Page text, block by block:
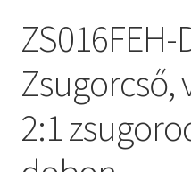
ZS016FEH-
Zsugorcső,
2:1